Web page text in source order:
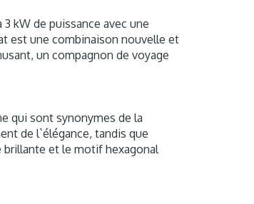
kW de puissance avec une
est une combinaison nouvelle et
un compagnon de voyage
qui sont synonymes de la
de l`élégance, tandis que
brillante et le motif hexagonal